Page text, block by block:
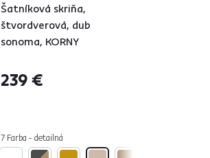
Šatníková skriňa,
štvordverová, dub
sonoma, KORNY
239 €
7 Farba - detailná